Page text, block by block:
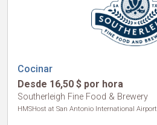
Cocinar
Desde 16,50 $ por hora
Southerleigh Fine Food & Brewery
HMSHost at San Antonio International Airport